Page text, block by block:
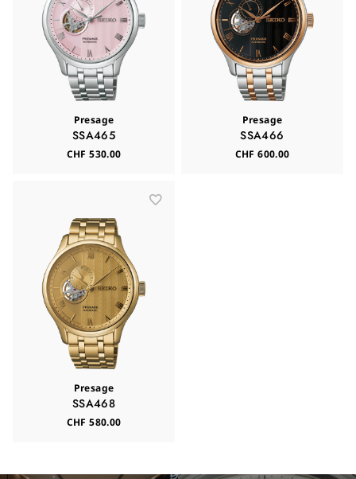
Presage
SSA465
CHF 530.00
Presage
SSA466
CHF 600.00
Presage
SSA468
CHF 580.00